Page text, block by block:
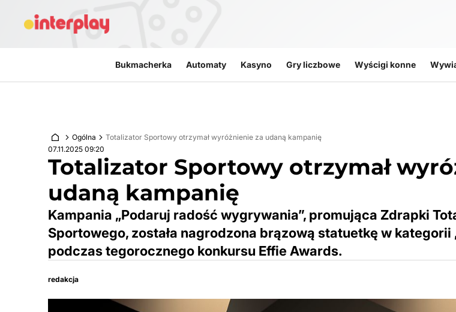
Bukmacherka Automaty Kasyno Gry liczbowe Wyścigi konne
Ogólna
Totalizator Sportowy otrzymał wyróżnienie za udaną kampanię
07.11.2025 09:20
Totalizator Sportowy otrzymał
udaną kampanię
Kampania „Podaruj radość wygrywania”, promująca Zdrapki
Sportowego, została nagrodzona brązową statuetkę w kategorii
podczas tegorocznego konkursu Effie Awards.
redakcja